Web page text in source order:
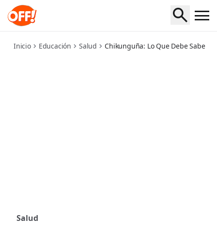
chikungunya-what-you-need-to-know
Inicio Educación Salud Chikunguña: Lo Que Debe Saber
Salud